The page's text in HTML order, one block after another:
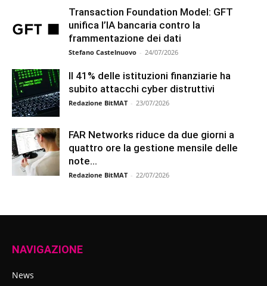
Transaction Foundation Model: GFT
unifica l’IA bancaria contro la
frammentazione dei dati
Stefano Castelnuovo - 24/07/2026
Il 41% delle istituzioni finanziarie ha
subito attacchi cyber distruttivi
Redazione BitMAT - 23/07/2026
FAR Networks riduce da due giorni a
quattro ore la gestione mensile delle
note...
Redazione BitMAT - 22/07/2026
NAVIGAZIONE
News